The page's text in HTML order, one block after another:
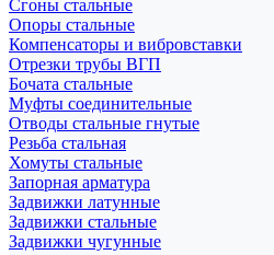
Сгоны стальные
Опоры стальные
Компенсаторы и вибровставки
Отрезки трубы ВГП
Бочата стальные
Муфты соединительные
Отводы стальные гнутые
Резьба стальная
Хомуты стальные
Запорная арматура
Задвижки латунные
Задвижки стальные
Задвижки чугунные